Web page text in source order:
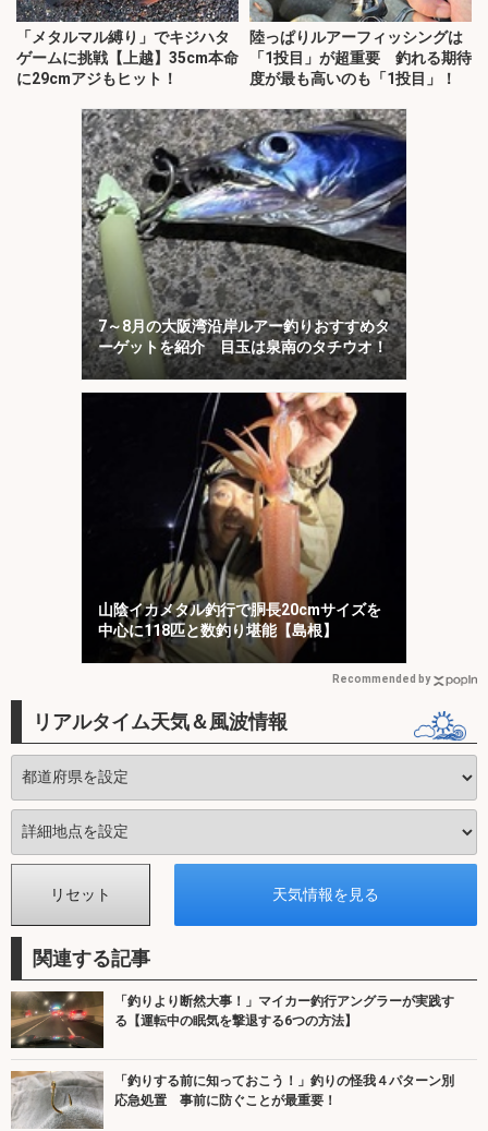
「メタルマル縛り」でキジハタ
ゲームに挑戦【上越】35cm本命
に29cmアジもヒット！
陸っぱりルアーフィッシングは
「1投目」が超重要 釣れる期待
度が最も高いのも「1投目」！
7～8月の大阪湾沿岸ルアー釣りおすすめタ
ーゲットを紹介 目玉は泉南のタチウオ！
山陰イカメタル釣行で胴長20cmサイズを
中心に118匹と数釣り堪能【島根】
Recommended by
リアルタイム天気＆風波情報
関連する記事
「釣りより断然大事！」マイカー釣行アングラーが実践す
る【運転中の眠気を撃退する6つの方法】
「釣りする前に知っておこう！」釣りの怪我４パターン別
応急処置 事前に防ぐことが最重要！